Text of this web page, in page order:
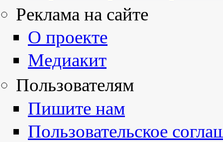
Реклама на сайте
О проекте
Медиакит
Пользователям
Пишите нам
Пользовательское